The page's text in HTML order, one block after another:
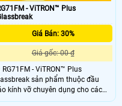
- ViTRON™ Plus
Giá Bán: 30%
Giá gốc: 00 ₫
RG71FM - ViTRON™ Plus
sản phẩm thuộc đầu
kính vỡ chuyên dụng cho các
trung tâm báo động,sản phâm